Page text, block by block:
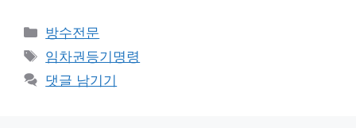
카
테
리
방수전문
태
그
임차권등기명령
댓글 남기기